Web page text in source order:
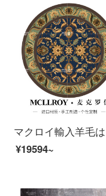
¥19594~